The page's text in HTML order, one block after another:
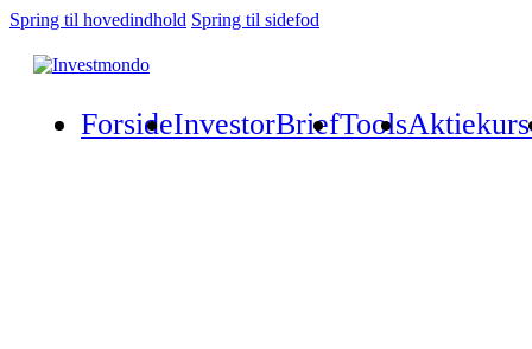
Spring til hovedindhold Spring til sidefod
ForsideInvestorBriefTools